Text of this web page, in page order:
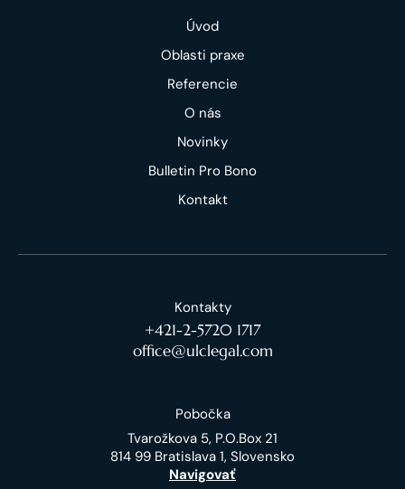
Úvod
Oblasti praxe
Referencie
O nás
Novinky
Bulletin Pro Bono
Kontakt
Kontakty
+421-2-5720 1717
office@ulclegal.com
Pobočka
Tvarožkova 5, P.O.Box 21
814 99 Bratislava 1, Slovensko
Navigovať